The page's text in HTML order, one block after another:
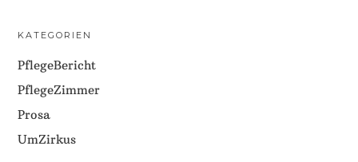
KATEGORIEN
PflegeBericht
PflegeZimmer
Prosa
UmZirkus